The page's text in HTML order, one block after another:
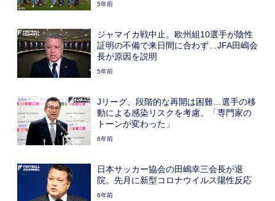
5年前
ジャマイカ戦中止。欧州組10選手が陰性
証明の不備で来日間に合わず…JFA田嶋会
長が原因を説明
5年前
Jリーグ、段階的な再開は困難…選手の移
動による感染リスクを考慮。「専門家の
トーンが変わった」
6年前
日本サッカー協会の田嶋幸三会長が退
院。先月に新型コロナウイルス陽性反応
6年前